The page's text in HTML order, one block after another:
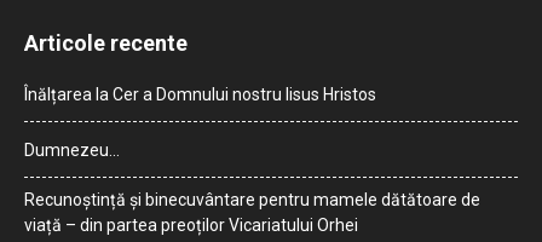
Articole recente
Înălțarea la Cer a Domnului nostru Iisus Hristos
Dumnezeu…
Recunoștință și binecuvântare pentru mamele dătătoare de
viață – din partea preoților Vicariatului Orhei